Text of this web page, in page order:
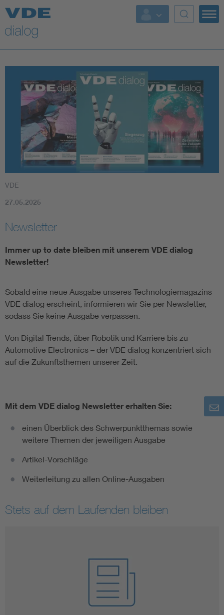
VDE
27.05.2025
Newsletter
Immer up to date bleiben mit unserem VDE dialog
Newsletter!
Sobald eine neue Ausgabe unseres Technologiemagazins
VDE dialog erscheint, informieren wir Sie per Newsletter,
sodass Sie keine Ausgabe verpassen.
Von Digital Trends, über Robotik und Karriere bis zu
Automotive Electronics – der VDE dialog konzentriert sich
auf die Zukunftsthemen unserer Zeit.
Mit dem VDE dialog Newsletter erhalten Sie:
einen Überblick des Schwerpunktthemas sowie
weitere Themen der jeweiligen Ausgabe
Artikel-Vorschläge
Weiterleitung zu allen Online-Ausgaben
Stets auf dem Laufenden bleiben